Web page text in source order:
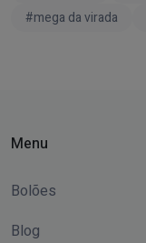
#mega da virada
Menu
Bolões
Blog